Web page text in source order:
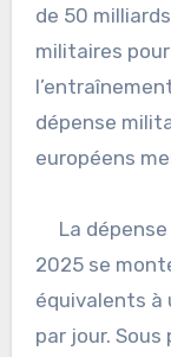
de 50
militaires
dépense
européens
La dépense
2025 se
équivalents à
par jour. Sous